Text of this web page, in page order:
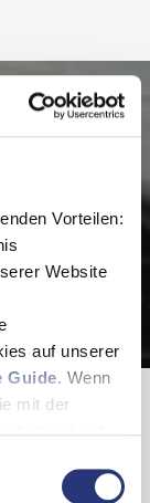
Vorteilen:
Website
auf unserer
Guide. Wenn
mit der
und
für das
Ihnen gerne ein